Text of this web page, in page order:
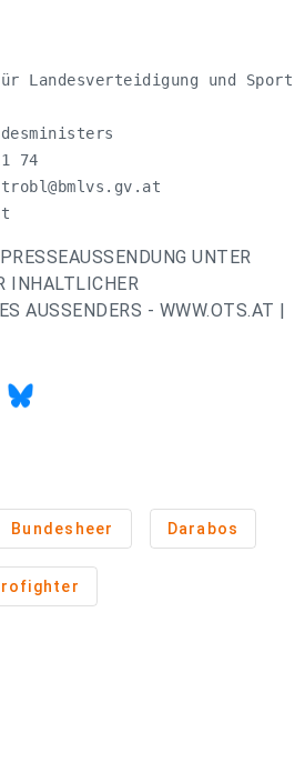
Landesverteidigung und Sport
74
UNTER
INHALTLICHER
AUSSENDERS - WWW.OTS.AT |
Bundesheer Darabos